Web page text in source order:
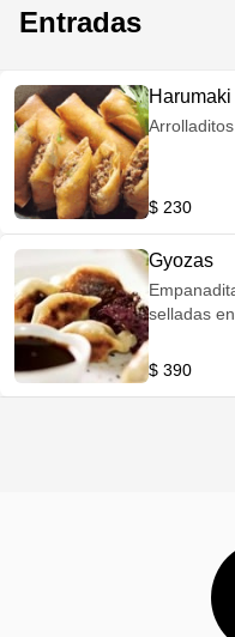
Entradas
Harumaki
$ 230
Gyozas
selladas
$ 390